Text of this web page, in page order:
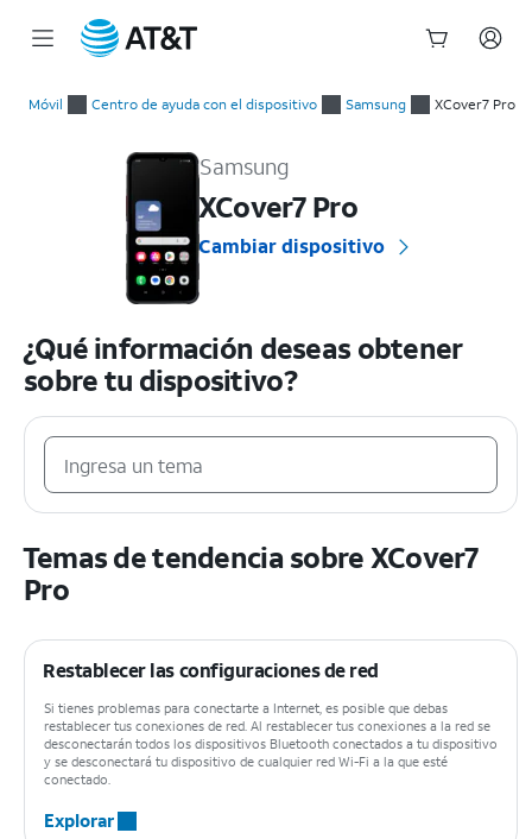
Móvil Centro de ayuda con el dispositivo Samsung XCover7 Pro
Samsung
XCover7 Pro
Cambiar dispositivo
¿Qué información deseas obtener
sobre tu dispositivo?
Temas de tendencia sobre XCover7
Pro
Restablecer las configuraciones de red
Si tienes problemas para conectarte a Internet, es posible que debas
restablecer tus conexiones de red. Al restablecer tus conexiones a la red se
desconectarán todos los dispositivos Bluetooth conectados a tu dispositivo
y se desconectará tu dispositivo de cualquier red Wi-Fi a la que esté
conectado.
Explorar